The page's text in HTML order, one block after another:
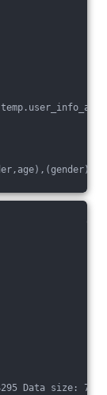
temp.user_info_all
783223080